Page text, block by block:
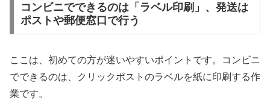
コンビニでできるのは「ラベル印刷」、発送は
ポストや郵便窓口で行う
ここは、初めての方が迷いやすいポイントです。コンビニ
でできるのは、クリックポストのラベルを紙に印刷する作
業です。